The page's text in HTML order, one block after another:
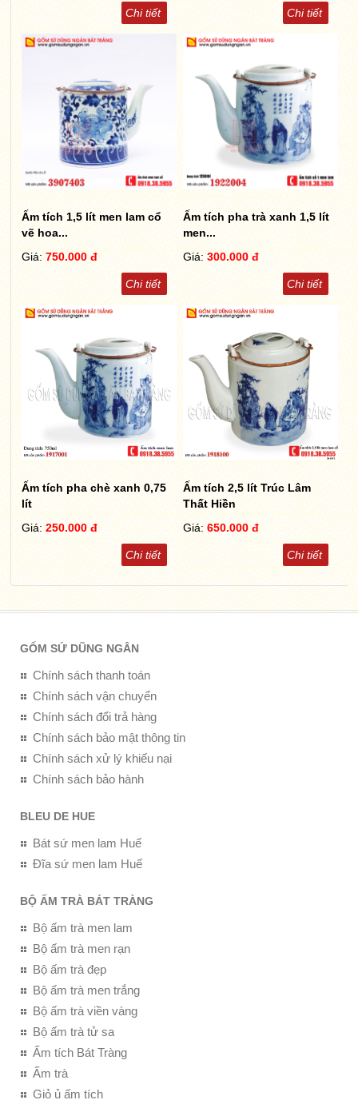
Chi tiết Chi tiết
Ấm tích 1,5 lít men lam cổ
vẽ hoa...
Giá:750.000 đ
Chi tiết
Ấm tích pha trà xanh 1,5 lít
men...
Giá: 300.000 đ
Chi tiết
Ấm tích pha chè xanh 0,75
lít
Giá:250.000 đ
Chi tiết
Ấm tích 2,5 lít Trúc Lâm
Thất Hiền
Giá: 650.000 đ
Chi tiết
GỐM SỨ DŨNG NGÂN
Chính sách thanh toán
Chính sách vận chuyển
Chính sách đổi trả hàng
Chính sách bảo mật thông tin
Chính sách xử lý khiếu nại
Chính sách bảo hành
BLEU DE HUE
Bát sứ men lam Huế
Đĩa sứ men lam Huế
BỘ ẤM TRÀ BÁT TRÀNG
Bộ ấm trà men lam
Bộ ấm trà men rạn
Bộ ấm trà đẹp
Bộ ấm trà men trắng
Bộ ấm trà viền vàng
Bộ ấm trà tử sa
Ấm tích Bát Tràng
Ấm trà
Giỏ ủ ấm tích